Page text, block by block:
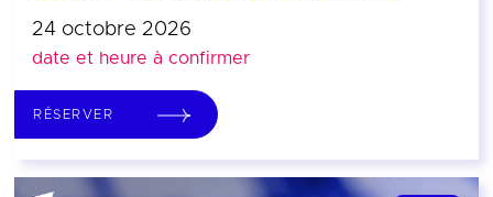
24 octobre 2026
date et heure à confirmer
RÉSERVER